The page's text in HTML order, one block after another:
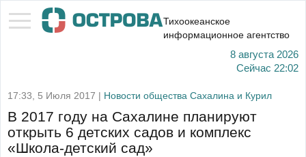
Тихоокеанское
информационное агентство
8 августа 2026
Сейчас 22:02
17:33, 5 Июля 2017 | Новости общества Сахалина и Курил
В 2017 году на Сахалине планируют
открыть 6 детских садов и комплекс
«Школа-детский сад»